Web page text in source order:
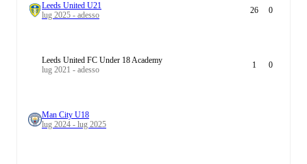
Leeds United U21
lug 2025 - adesso
26 0
Leeds United FC Under 18 Academy
lug 2021 - adesso
1 0
Man City U18
lug 2024 - lug 2025